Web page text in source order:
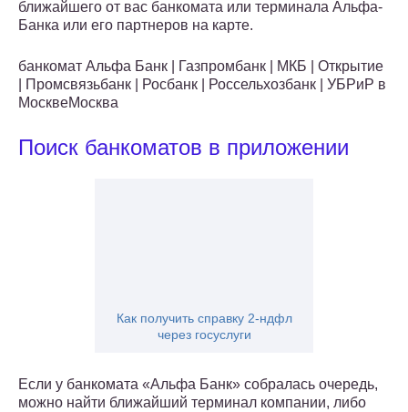
ближайшего от вас банкомата или терминала Альфа-
Банка или его партнеров на карте.
банкомат Альфа Банк | Газпромбанк | МКБ | Открытие
| Промсвязьбанк | Росбанк | Россельхозбанк | УБРиР в
МосквеМосква
Поиск банкоматов в приложении
Как получить справку 2-ндфл
через госуслуги
Если у банкомата «Альфа Банк» собралась очередь,
можно найти ближайший терминал компании, либо